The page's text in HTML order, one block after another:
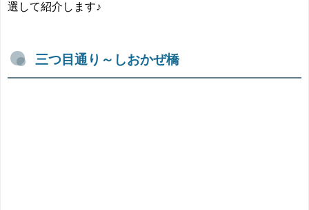
選して紹介します♪
三つ目通り～しおかぜ橋